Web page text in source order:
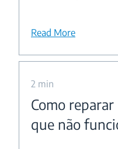
Read More
2 min
Como
que não